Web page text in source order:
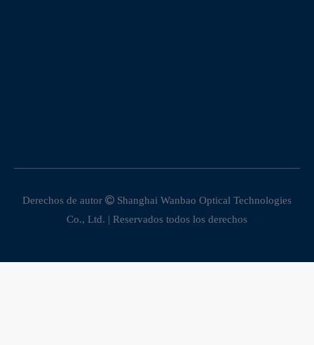
Derechos de autor  Shanghai Wanbao Optical Technologies
Co., Ltd. | Reservados todos los derechos